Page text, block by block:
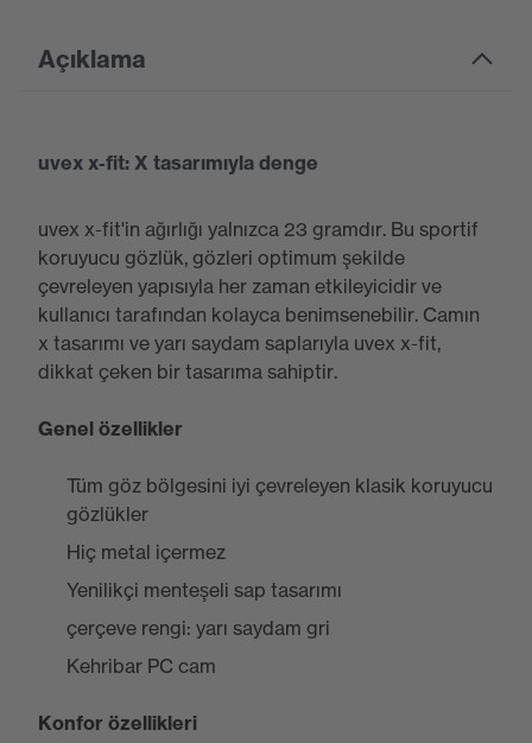
Açıklama
uvex x-fit: X tasarımıyla denge
uvex x-fit'in ağırlığı yalnızca 23 gramdır. Bu sportif
koruyucu gözlük, gözleri optimum şekilde
çevreleyen yapısıyla her zaman etkileyicidir ve
kullanıcı tarafından kolayca benimsenebilir. Camın
x tasarımı ve yarı saydam saplarıyla uvex x-fit,
dikkat çeken bir tasarıma sahiptir.
Genel özellikler
Tüm göz bölgesini iyi çevreleyen klasik koruyucu
gözlükler
Hiç metal içermez
Yenilikçi menteşeli sap tasarımı
çerçeve rengi: yarı saydam gri
Kehribar PC cam
Konfor özellikleri